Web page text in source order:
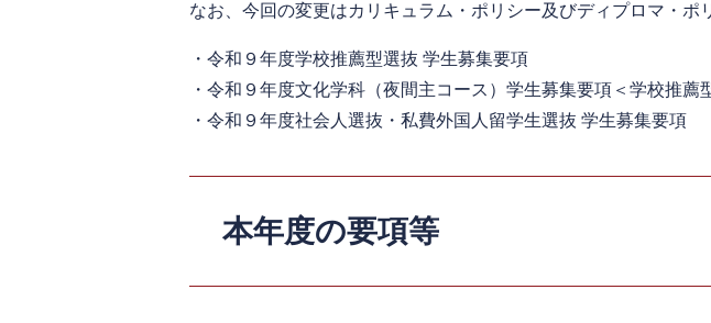
なお、今回の変更はカリキュラム・ポリシー及びディプロマ・
・令和９年度学校推薦型選抜 学生募集要項
・令和９年度文化学科（夜間主コース）学生募集要項＜学校推薦
​・令和９年度社会人選抜・私費外国人留学生選抜 学生募集要項​​
本年度の要項等